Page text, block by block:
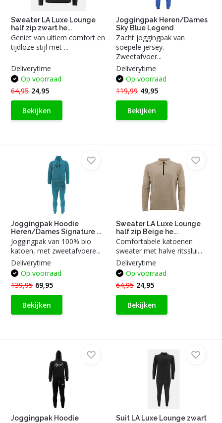
Sweater LA Luxe Lounge
half zip zwart he...
Geniet van ultiem comfort en
tijdloze stijl met ...
Deliverytime
Op voorraad
64,95 24,95
Bekijken
Joggingpak Heren/Dames
Sky Blue Legend
Zacht joggingpak van
soepele jersey.
Zweetafvoer...
Deliverytime
Op voorraad
119,99 49,95
Bekijken
Joggingpak Hoodie
Heren/Dames Signature ...
Joggingpak van 100% bio
katoen, met zweetafvoere...
Deliverytime
Op voorraad
139,95 69,95
Bekijken
Sweater LA Luxe Lounge
half zip Beige he...
Comfortabele katoenen
sweater met halve ritsslui...
Deliverytime
Op voorraad
64,95 24,95
Bekijken
Joggingpak Hoodie
Suit LA Luxe Lounge zwart